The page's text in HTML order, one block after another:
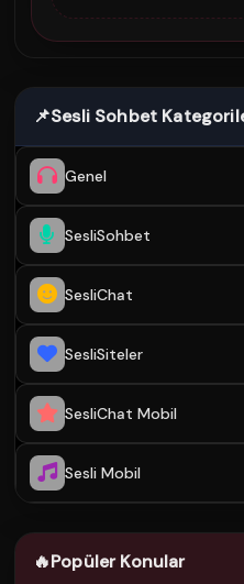
📌Sesli Sohbet
Genel
SesliSohbet
SesliChat
SesliSiteler
SesliChat Mobil
Sesli Mobil
🔥Popüler Konular